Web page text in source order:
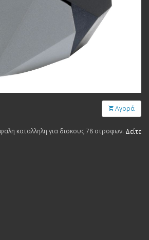
Αγορά
καταλληλη για δισκους 78 στροφων. Δείτε